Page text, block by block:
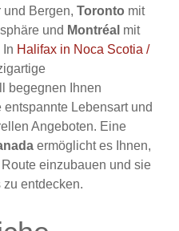
Bergen, Toronto mit
und Montréal mit
In Halifax in Noca Scotia /
begegnen Ihnen
Lebensart und
Angeboten. Eine
ermöglicht es Ihnen,
einzubauen und sie
entdecken.